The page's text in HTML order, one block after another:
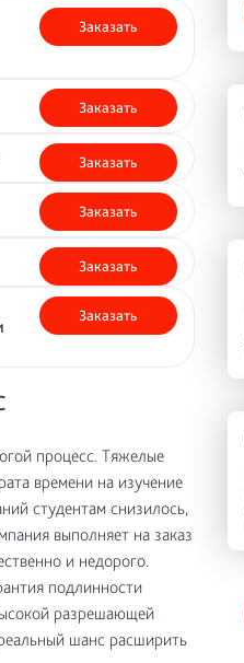
Заказать
Заказать
Заказать
Заказать
Заказать
Заказать
процесс. Тяжелые
времени на изучение
студентам снизилось,
выполняет на заказ
и недорого.
подлинности
разрешающей
шанс расширить